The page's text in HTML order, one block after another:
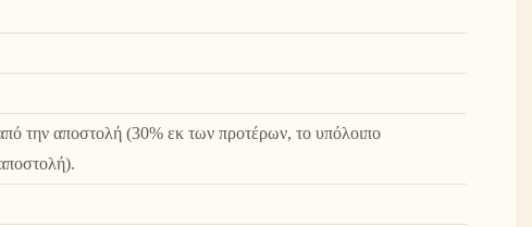
την αποστολή (30% εκ των προτέρων, το υπόλοιπο